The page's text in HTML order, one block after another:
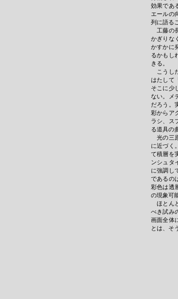
効果であ
エールの
列に語る
工藤の
かぎりな
かすかに
るかもし
きる。
こうし
はたして
そこに少
ない。メ
だろう。
彩からア
ラシ、ス
る道具の
光の三
に近づく
て積層を
ンシュタ
に強調し
であるの
彩色は透
の現象可
ほとん
べき試み
画面全体
とは、そ